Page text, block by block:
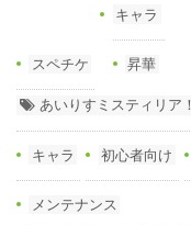
スペチケ
キャラ
昇華
あいりすミスティリア！
キャラ 初心者向け
メンテナンス